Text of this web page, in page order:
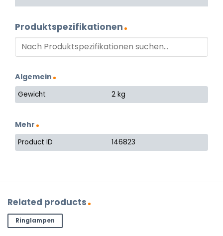
Produktspezifikationen
Algemein
Gewicht 2 kg
Mehr
Product ID 146823
Related products
Ringlampen